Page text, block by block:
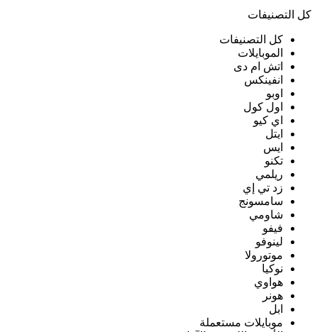
كل التصنيفات
كل التصنيفات
الموبايلات
اتش ام دى
انفينكس
اوبو
اول كول
اي كيو
ايتل
ايس
تكنو
ريلمي
زد تي إي
سامسونج
شاومي
فيفو
لينوفو
موتورولا
نوكيا
هواوي
هونر
ابل
موبايلات مستعملة